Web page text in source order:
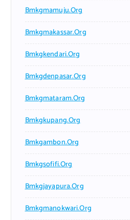
Bmkgmamuju.org
Bmkgmakassar.org
Bmkgkendari.org
Bmkgdenpasar.org
Bmkgmataram.org
Bmkgkupang.org
Bmkgambon.org
Bmkgsofifi.org
Bmkgjayapura.org
Bmkgmanokwari.org